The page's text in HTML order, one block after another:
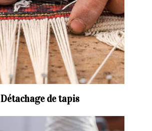
Détachage de tapis